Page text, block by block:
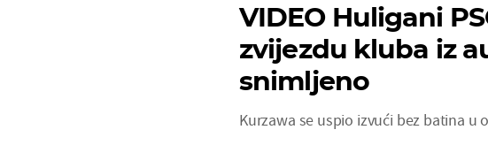
VIDEO Huligani
zvijezdu kluba iz
snimljeno
Kurzawa se uspio izvući bez batina u